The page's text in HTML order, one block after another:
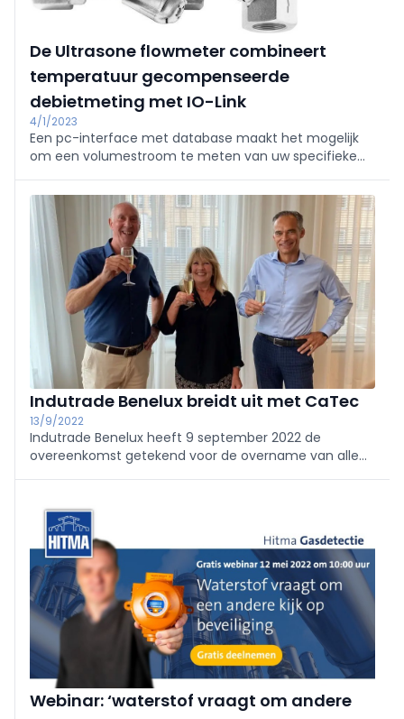
De Ultrasone flowmeter combineert
temperatuur gecompenseerde
debietmeting met IO-Link
4/1/2023
Een pc-interface met database maakt het mogelijk
om een volumestroom te meten van uw specifieke
Indutrade Benelux breidt uit met CaTec
13/9/2022
Indutrade Benelux heeft 9 september 2022 de
overeenkomst getekend voor de overname van alle
technische bedrijvengroep de derde overname van
dit jaar. CaTec levert als exclusief importeur een
breed scala aan meetinstrumenten en sensoren in de
Benelux. Het bedrijf is opgericht in 1995, heeft 14
medewerkers in dienst en is gevestigd in Wateringen.
Webinar: ‘waterstof vraagt om andere